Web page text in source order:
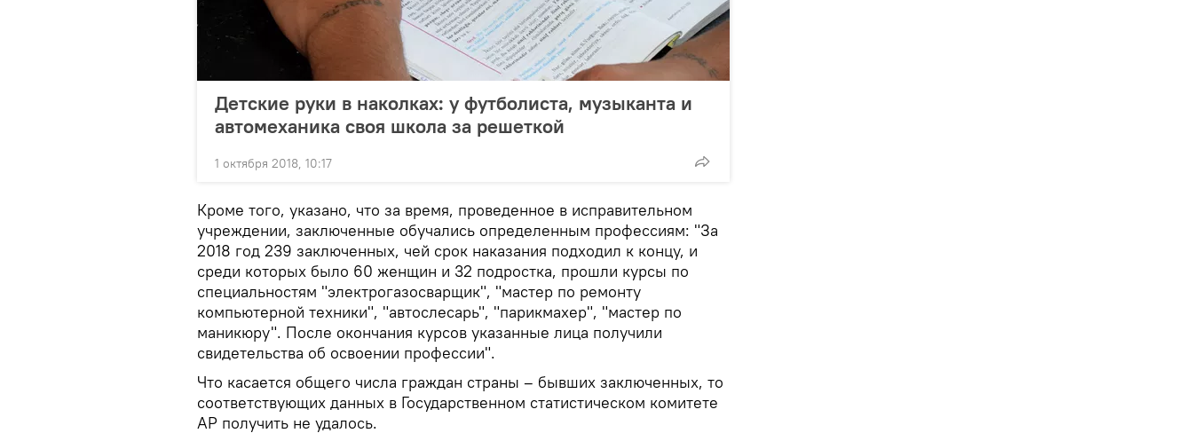
Детские руки в наколках: у футболиста, музыканта и
автомеханика своя школа за решеткой
1 октября 2018, 10:17
Кроме того, указано, что за время, проведенное в исправительном
учреждении, заключенные обучались определенным профессиям: "За
2018 год 239 заключенных, чей срок наказания подходил к концу, и
среди которых было 60 женщин и 32 подростка, прошли курсы по
специальностям "электрогазосварщик", "мастер по ремонту
компьютерной техники", "автослесарь", "парикмахер", "мастер по
маникюру". После окончания курсов указанные лица получили
свидетельства об освоении профессии".
Что касается общего числа граждан страны – бывших заключенных, то
соответствующих данных в Государственном статистическом комитете
АР получить не удалось.